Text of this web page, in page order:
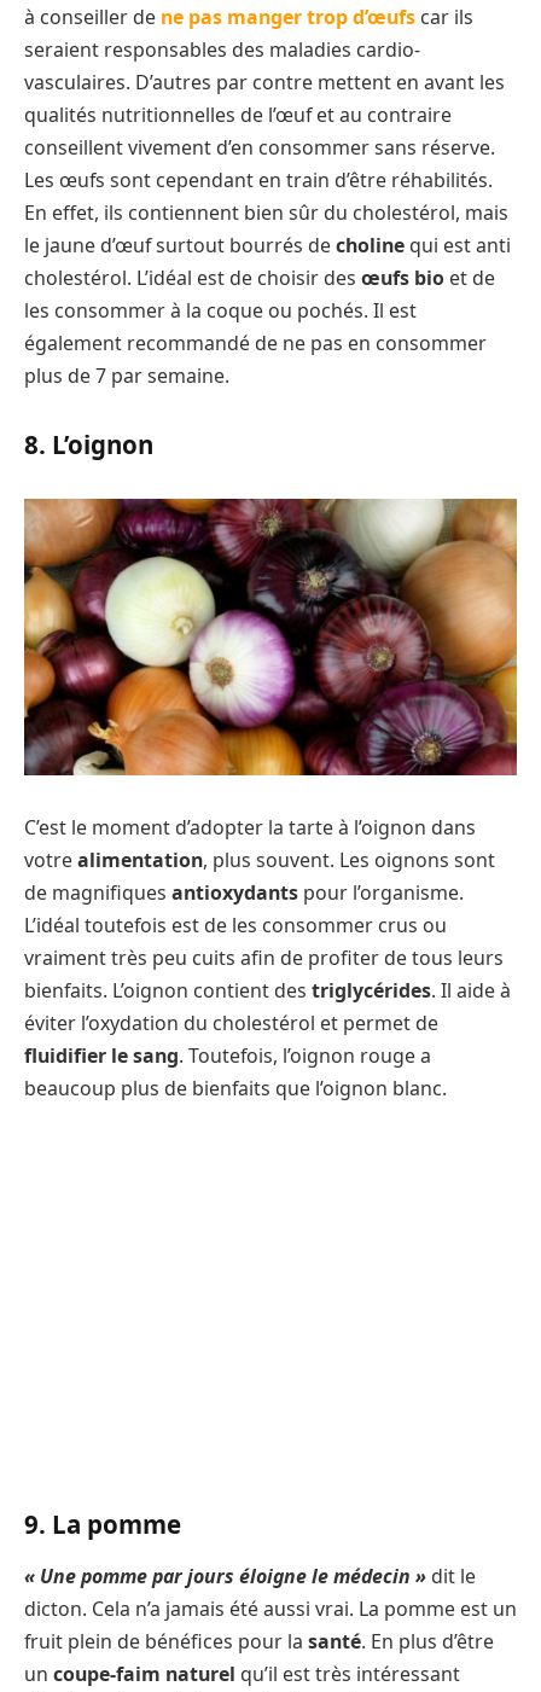
à conseiller de ne pas manger trop d’œufs car ils
seraient responsables des maladies cardio-
vasculaires. D’autres par contre mettent en avant les
qualités nutritionnelles de l’œuf et au contraire
conseillent vivement d’en consommer sans réserve.
Les œufs sont cependant en train d’être réhabilités.
En effet, ils contiennent bien sûr du cholestérol, mais
le jaune d’œuf surtout bourrés decholine qui est anti
cholestérol. L’idéal est de choisir des œufs bio et de
les consommer à la coque ou pochés. Il est
également recommandé de ne pas en consommer
plus de 7 par semaine.
8. L’oignon
C’est le moment d’adopter la tarte à l’oignon dans
votrealimentation, plus souvent. Les oignons sont
de magnifiques antioxydants pour l’organisme.
L’idéal toutefois est de les consommer crus ou
vraiment très peu cuits afin de profiter de tous leurs
bienfaits. L’oignon contient des triglycérides. Il aide à
éviter l’oxydation du cholestérol et permet de
fluidifier le sang. Toutefois, l’oignon rouge a
beaucoup plus de bienfaits que l’oignon blanc.
9. La pomme
« Une pomme par jours éloigne le médecin » dit le
dicton. Cela n’a jamais été aussi vrai. La pomme est un
fruit plein de bénéfices pour la santé. En plus d’être
un coupe-faim naturel qu’il est très intéressant